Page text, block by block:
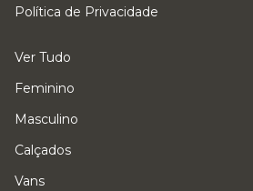
Política de Privacidade
Ver Tudo
Feminino
Masculino
Calçados
Vans